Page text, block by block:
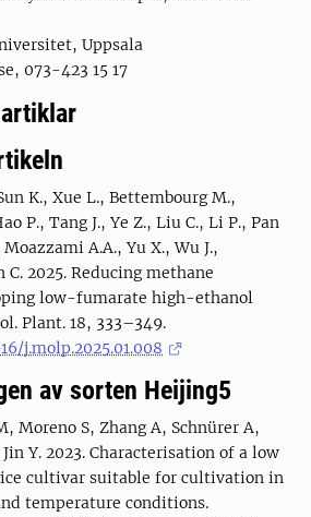
Uppsala
073-423 15 17
K., Xue L., Bettembourg M.,
P., Tang J., Ye Z., Liu C., Li P., Pan
A.A., Yu X., Wu J.,
C. 2025. Reducing methane
low-fumarate high-ethanol
Plant. 18, 333–349.
j.molp.2025.01.008
av sorten Heijing5
Moreno S, Zhang A, Schnürer A,
Y. 2023. Characterisation of a low
cultivar suitable for cultivation in
temperature conditions.